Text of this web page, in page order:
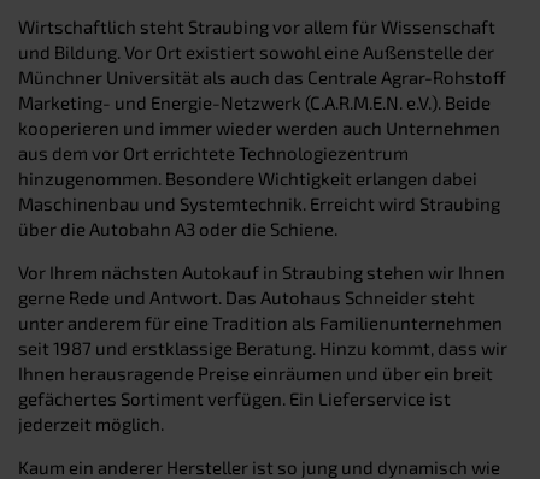
Wirtschaftlich steht Straubing vor allem für Wissenschaft
und Bildung. Vor Ort existiert sowohl eine Außenstelle der
Münchner Universität als auch das Centrale Agrar-Rohstoff
Marketing- und Energie-Netzwerk (C.A.R.M.E.N. e.V.). Beide
kooperieren und immer wieder werden auch Unternehmen
aus dem vor Ort errichtete Technologiezentrum
hinzugenommen. Besondere Wichtigkeit erlangen dabei
Maschinenbau und Systemtechnik. Erreicht wird Straubing
über die Autobahn A3 oder die Schiene.
Vor Ihrem nächsten Autokauf in Straubing stehen wir Ihnen
gerne Rede und Antwort. Das Autohaus Schneider steht
unter anderem für eine Tradition als Familienunternehmen
seit 1987 und erstklassige Beratung. Hinzu kommt, dass wir
Ihnen herausragende Preise einräumen und über ein breit
gefächertes Sortiment verfügen. Ein Lieferservice ist
jederzeit möglich.
Kaum ein anderer Hersteller ist so jung und dynamisch wie